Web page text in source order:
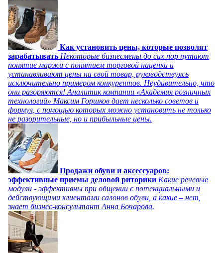
Как установить цены, которые позволят
зарабатывать Некоторые бизнесмены до сих пор путают
понятие маржи с понятием торговой наценки и
устанавливают цены на свой товар, руководствуясь
исключительно примером конкурентов. Неудивительно, что
они разоряются! Аналитик компании «Академия розничных
технологий» Максим Горшков дает несколько советов и
формул, с помощью которых можно установить не только
не разорительные, но и прибыльные цены.
Продажи обуви и аксессуаров:
эффективные приемы деловой риторики Какие речевые
модули - эффективны при общении с потенциальными и
действующими клиентами салонов обуви, а какие – нет,
знает бизнес-консультант Анна Бочарова.